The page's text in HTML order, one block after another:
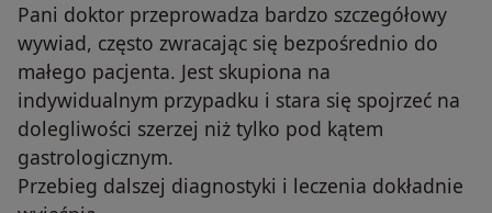
Pani doktor przeprowadza bardzo szczegółowy
wywiad, często zwracając się bezpośrednio do
małego pacjenta. Jest skupiona na
indywidualnym przypadku i stara się spojrzeć na
dolegliwości szerzej niż tylko pod kątem
gastrologicznym.
Przebieg dalszej diagnostyki i leczenia dokładnie